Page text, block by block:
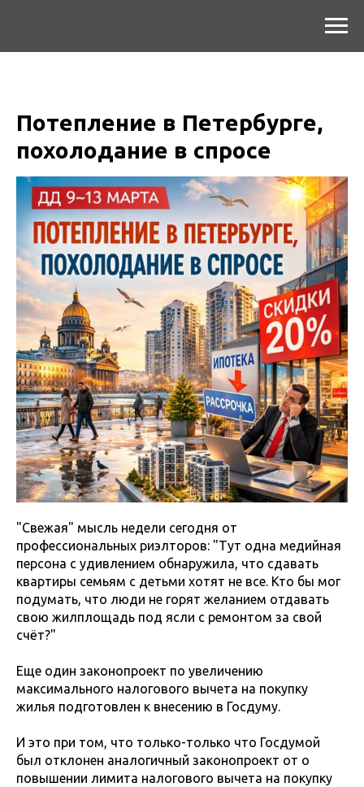
Потепление в Петербурге,
похолодание в спросе
"Свежая" мысль недели сегодня от
профессиональных риэлторов: "Тут одна медийная
персона с удивлением обнаружила, что сдавать
квартиры семьям с детьми хотят не все. Кто бы мог
подумать, что люди не горят желанием отдавать
свою жилплощадь под ясли с ремонтом за свой
счёт?"
Еще один законопроект по увеличению
максимального налогового вычета на покупку
жилья подготовлен к внесению в Госдуму.
И это при том, что только-только что Госдумой
был отклонен аналогичный законопроект от о
повышении лимита налогового вычета на покупку